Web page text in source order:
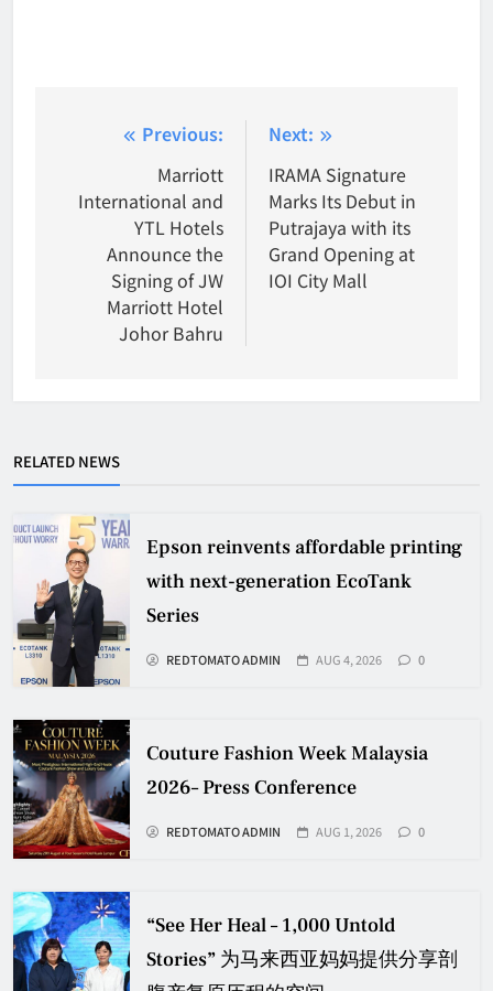
navigation
Previous:
Marriott
International and
YTL Hotels
Announce the
Signing of JW
Marriott Hotel
Johor Bahru
Next:
IRAMA Signature
Marks Its Debut in
Putrajaya with its
Grand Opening at
IOI City Mall
RELATED NEWS
Epson reinvents affordable printing
with next-generation EcoTank
Series
REDTOMATO ADMIN AUG 4, 2026 0
Couture Fashion Week Malaysia
2026– Press Conference
REDTOMATO ADMIN AUG 1, 2026 0
“See Her Heal – 1,000 Untold
Stories” 为马来西亚妈妈提供分享剖